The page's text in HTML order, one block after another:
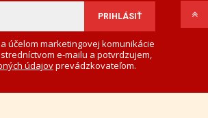
účelom marketingovej komunikácie
e-mailu a potvrdzujem,
údajovprevádzkovateľom.